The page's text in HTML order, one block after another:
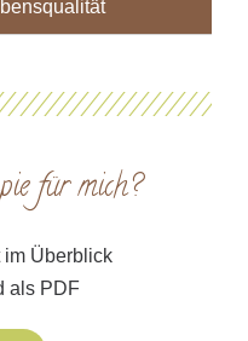
für mich?
im Überblick
als PDF